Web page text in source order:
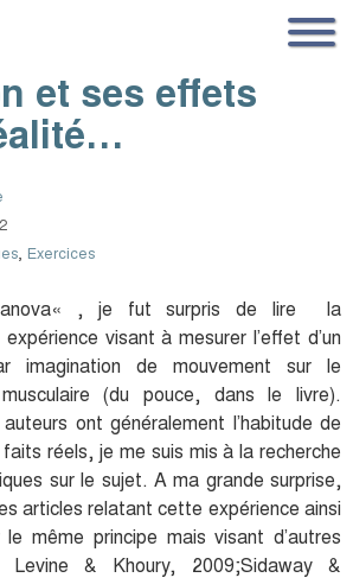
et ses effets
, Exercices
, je fut surpris de lire la
visant à mesurer l’effet d’un
imagination de mouvement sur le
(du pouce, dans le livre).
ont généralement l’habitude de
réels, je me suis mis à la recherche
sur le sujet. A ma grande surprise,
articles relatant cette expérience ainsi
le même principe mais visant d’autres
Levine & Khoury, 2009;Sidaway &